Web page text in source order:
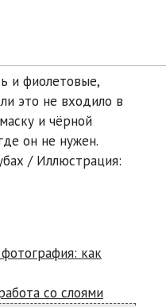
и фиолетовые,
это не входило в
и чёрной
он не нужен.
/ Иллюстрация:
как
со слоями